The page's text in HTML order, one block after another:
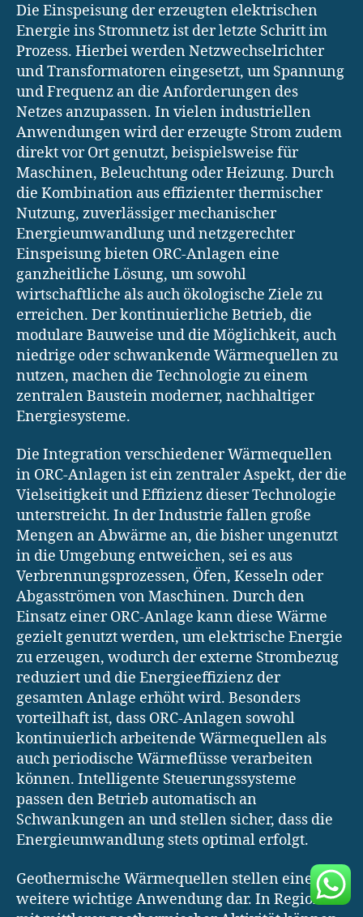
Die Einspeisung der erzeugten elektrischen
Energie ins Stromnetz ist der letzte Schritt im
Prozess. Hierbei werden Netzwechselrichter
und Transformatoren eingesetzt, um Spannung
und Frequenz an die Anforderungen des
Netzes anzupassen. In vielen industriellen
Anwendungen wird der erzeugte Strom zudem
direkt vor Ort genutzt, beispielsweise für
Maschinen, Beleuchtung oder Heizung. Durch
die Kombination aus effizienter thermischer
Nutzung, zuverlässiger mechanischer
Energieumwandlung und netzgerechter
Einspeisung bieten ORC-Anlagen eine
ganzheitliche Lösung, um sowohl
wirtschaftliche als auch ökologische Ziele zu
erreichen. Der kontinuierliche Betrieb, die
modulare Bauweise und die Möglichkeit, auch
niedrige oder schwankende Wärmequellen zu
nutzen, machen die Technologie zu einem
zentralen Baustein moderner, nachhaltiger
Energiesysteme.
Die Integration verschiedener Wärmequellen
in ORC-Anlagen ist ein zentraler Aspekt, der die
Vielseitigkeit und Effizienz dieser Technologie
unterstreicht. In der Industrie fallen große
Mengen an Abwärme an, die bisher ungenutzt
in die Umgebung entweichen, sei es aus
Verbrennungsprozessen, Öfen, Kesseln oder
Abgasströmen von Maschinen. Durch den
Einsatz einer ORC-Anlage kann diese Wärme
gezielt genutzt werden, um elektrische Energie
zu erzeugen, wodurch der externe Strombezug
reduziert und die Energieeffizienz der
gesamten Anlage erhöht wird. Besonders
vorteilhaft ist, dass ORC-Anlagen sowohl
kontinuierlich arbeitende Wärmequellen als
auch periodische Wärmeflüsse verarbeiten
können. Intelligente Steuerungssysteme
passen den Betrieb automatisch an
Schwankungen an und stellen sicher, dass die
Energieumwandlung stets optimal erfolgt.
Geothermische Wärmequellen stellen eine
weitere wichtige Anwendung dar. In Regionen